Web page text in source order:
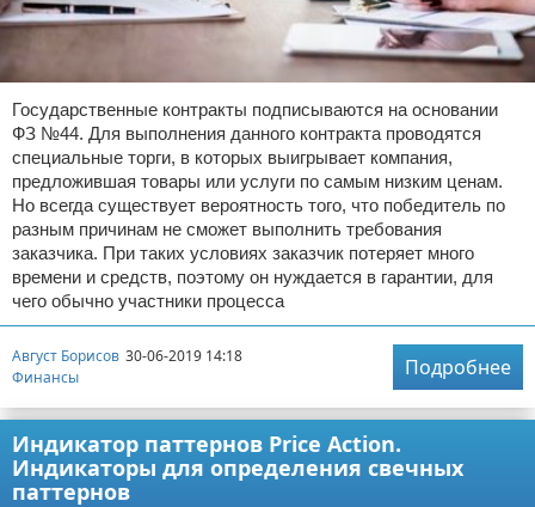
Государственные контракты подписываются на основании
ФЗ №44. Для выполнения данного контракта проводятся
специальные торги, в которых выигрывает компания,
предложившая товары или услуги по самым низким ценам.
Но всегда существует вероятность того, что победитель по
разным причинам не сможет выполнить требования
заказчика. При таких условиях заказчик потеряет много
времени и средств, поэтому он нуждается в гарантии, для
чего обычно участники процесса
Август Борисов 30-06-2019 14:18
Финансы
Подробнее
Индикатор паттернов Price Action.
Индикаторы для определения свечных
паттернов